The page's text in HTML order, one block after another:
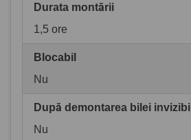
Durata montării
1,5 ore
Blocabil
Nu
După demontarea bilei invizibil
Nu